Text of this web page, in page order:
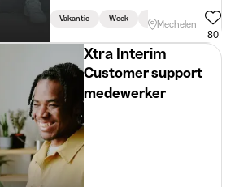
Vakantie Week Weekend
Mechelen
80
Xtra Interim
Customer support
medewerker